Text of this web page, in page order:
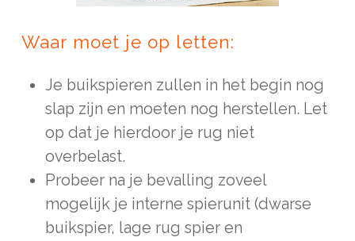
Waar moet je op letten:
Je buikspieren zullen in het begin nog
slap zijn en moeten nog herstellen. Let
op dat je hierdoor je rug niet
overbelast.
Probeer na je bevalling zoveel
mogelijk je interne spierunit (dwarse
buikspier, lage rug spier en